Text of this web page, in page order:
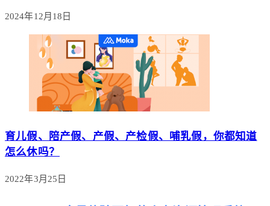
2024年12月18日
育儿假、陪产假、产假、产检假、哺乳假，你都知道
怎么休吗？
2022年3月25日